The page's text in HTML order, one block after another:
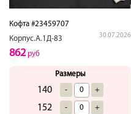
Кофта #23459707
Корпус.А.1Д-83
30.07.2026
862руб
Размеры
140 - +
152 - +